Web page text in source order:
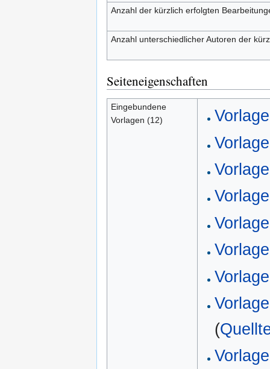
Anzahl der kürzlich erfolgten
Anzahl unterschiedlicher Autoren der
Seiteneigenschaften
Eingebundene
Vorlagen (12)
(